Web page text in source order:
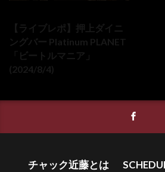
【ライブレポ】押上ダイニ
ングバー Platinum PLANET
「ビートルマニア」
(2024/8/4)
チャック近藤とは